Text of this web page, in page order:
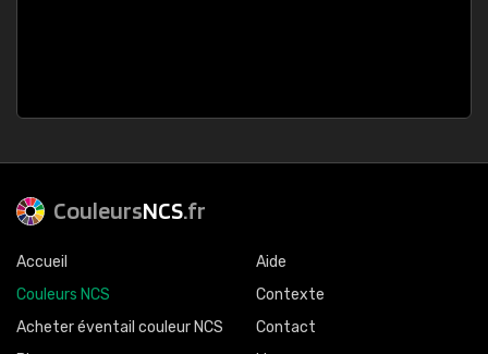
CouleursNCS.fr
Accueil
Couleurs NCS
Acheter éventail couleur NCS
Aide
Contexte
Contact